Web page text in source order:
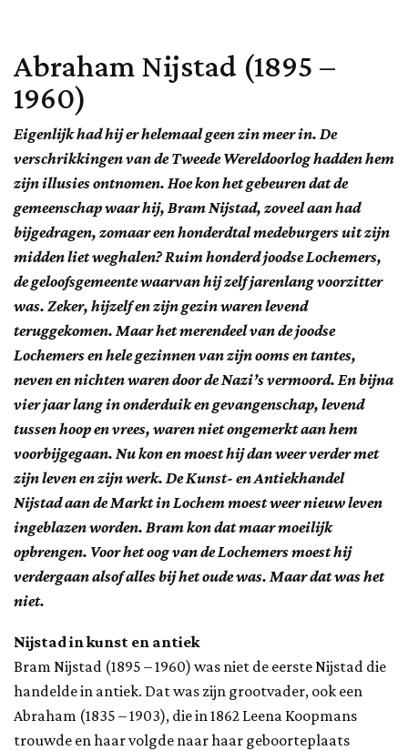
Abraham Nijstad (1895 –
1960)
Eigenlijk had hij er helemaal geen zin meer in. De
verschrikkingen van de Tweede Wereldoorlog hadden hem
zijn illusies ontnomen. Hoe kon het gebeuren dat de
gemeenschap waar hij, Bram Nijstad, zoveel aan had
bijgedragen, zomaar een honderdtal medeburgers uit zijn
midden liet weghalen? Ruim honderd joodse Lochemers,
de geloofsgemeente waarvan hij zelf jarenlang voorzitter
was. Zeker, hijzelf en zijn gezin waren levend
teruggekomen. Maar het merendeel van de joodse
Lochemers en hele gezinnen van zijn ooms en tantes,
neven en nichten waren door de Nazi’s vermoord. En bijna
vier jaar lang in onderduik en gevangenschap, levend
tussen hoop en vrees, waren niet ongemerkt aan hem
voorbijgegaan. Nu kon en moest hij dan weer verder met
zijn leven en zijn werk. De Kunst- en Antiekhandel
Nijstad aan de Markt in Lochem moest weer nieuw leven
ingeblazen worden. Bram kon dat maar moeilijk
opbrengen. Voor het oog van de Lochemers moest hij
verdergaan alsof alles bij het oude was. Maar dat was het
niet.
Nijstad in kunst en antiek
Bram Nijstad (1895 – 1960) was niet de eerste Nijstad die
handelde in antiek. Dat was zijn grootvader, ook een
Abraham (1835 – 1903), die in 1862 Leena Koopmans
trouwde en haar volgde naar haar geboorteplaats